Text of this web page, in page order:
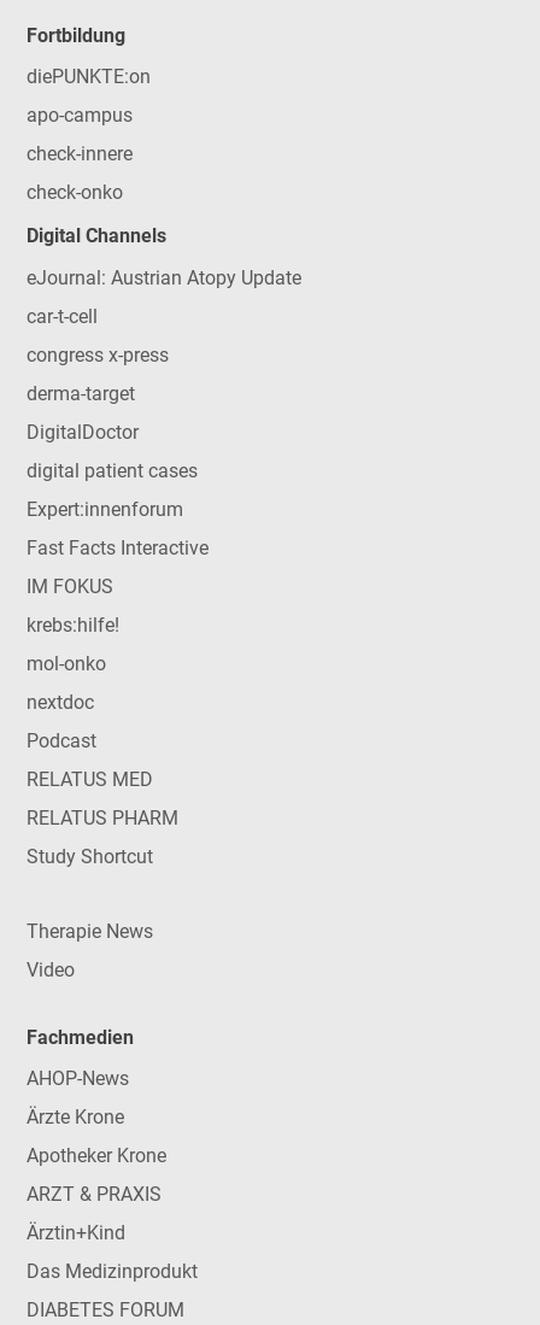
Fortbildung
diePUNKTE:on
apo-campus
check-innere
check-onko
Digital Channels
eJournal: Austrian Atopy Update
car-t-cell
congress x-press
derma-target
DigitalDoctor
digital patient cases
Expert:innenforum
Fast Facts Interactive
IM FOKUS
krebs:hilfe!
mol-onko
nextdoc
Podcast
RELATUS MED
RELATUS PHARM
Study Shortcut
Therapie News
Video
Fachmedien
AHOP-News
Ärzte Krone
Apotheker Krone
ARZT & PRAXIS
Ärztin+Kind
Das Medizinprodukt
DIABETES FORUM